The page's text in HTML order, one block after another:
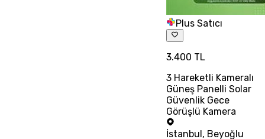
Plus Satıcı
3.400 TL
3 Hareketli Kameralı
Güneş Panelli Solar
Güvenlik Gece
Görüşlü Kamera
İstanbul, Beyoğlu